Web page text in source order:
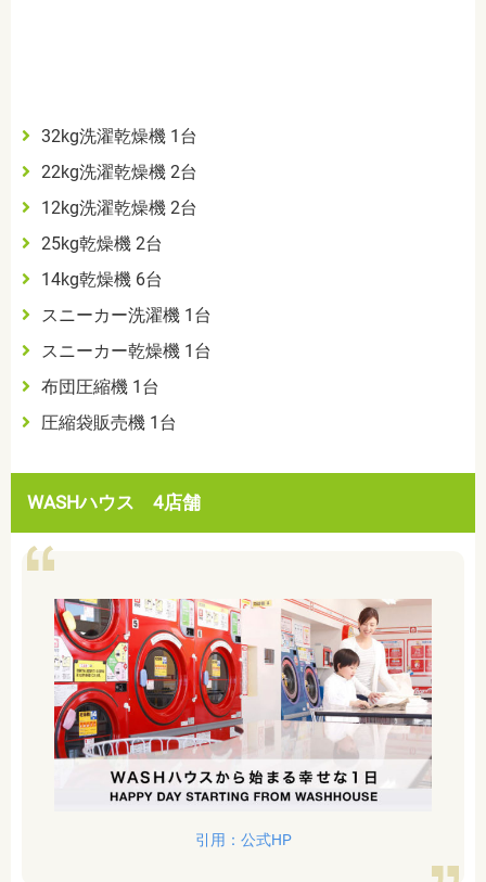
32kg洗濯乾燥機 1台
22kg洗濯乾燥機 2台
12kg洗濯乾燥機 2台
25kg乾燥機 2台
14kg乾燥機 6台
スニーカー洗濯機 1台
スニーカー乾燥機 1台
布団圧縮機 1台
圧縮袋販売機 1台
WASHハウス 4店舗
引用：公式HP